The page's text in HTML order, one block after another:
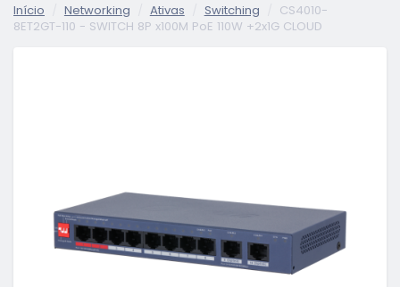
Início Networking Ativas Switching
CS4010-
8ET2GT-110 - SWITCH 8P x100M PoE 110W +2x1G CLOUD